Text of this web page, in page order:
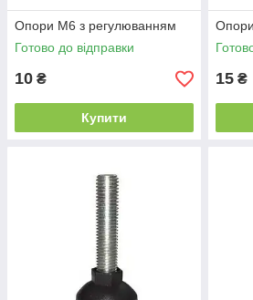
Опори М6 з регулюванням
Готово до відправки
10 ₴
Купити
15 ₴